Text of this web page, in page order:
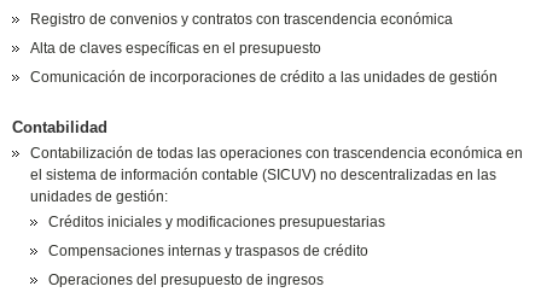
Registro de convenios y contratos con trascendencia económica
Alta de claves específicas en el presupuesto
Comunicación de incorporaciones de crédito a las unidades de gestión
Contabilidad
Contabilización de todas las operaciones con trascendencia económica en
el sistema de información contable (SICUV) no descentralizadas en las
unidades de gestión:
Créditos iniciales y modificaciones presupuestarias
Compensaciones internas y traspasos de crédito
Operaciones del presupuesto de ingresos